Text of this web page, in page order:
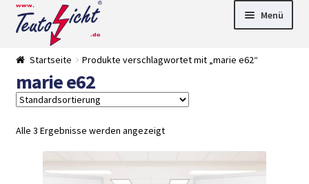
Zur
Navigation
springen
Springe
zum
Menü
► LED Panel
►
►
Versandarten
► Zahlarten
Startseite Produkte verschlagwortet mit „marie e62“
marie e62
Alle 3 Ergebnisse werden angezeigt